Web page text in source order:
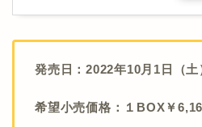
発売日：2022年10月1日（土
希望小売価格：１BOX￥